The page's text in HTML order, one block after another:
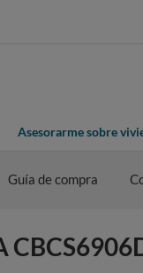
Asesorarme sobre
Guía de compra